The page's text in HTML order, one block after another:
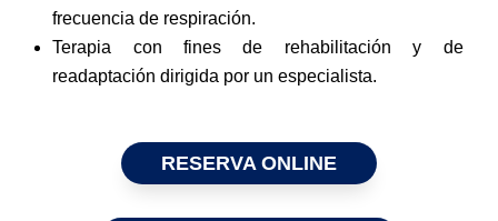
frecuencia de respiración.
Terapia con fines de rehabilitación y de
readaptación dirigida por un especialista.
RESERVA ONLINE